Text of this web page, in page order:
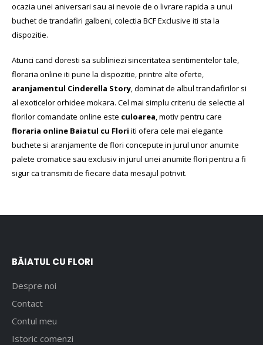
ocazia unei aniversari sau ai nevoie de o livrare rapida a unui
buchet de trandafiri galbeni, colectia BCF Exclusive iti sta la
dispozitie.
Atunci cand doresti sa subliniezi sinceritatea sentimentelor tale,
floraria online iti pune la dispozitie, printre alte oferte,
aranjamentul Cinderella Story, dominat de albul trandafirilor si
al exoticelor orhidee mokara. Cel mai simplu criteriu de selectie al
florilor comandate online este culoarea, motiv pentru care
floraria online Baiatul cu Flori iti ofera cele mai elegante
buchete si aranjamente de flori concepute in jurul unor anumite
palete cromatice sau exclusiv in jurul unei anumite flori pentru a fi
sigur ca transmiti de fiecare data mesajul potrivit.
BĂIATUL CU FLORI
Despre noi
Contact
Contul meu
Istoric comenzi